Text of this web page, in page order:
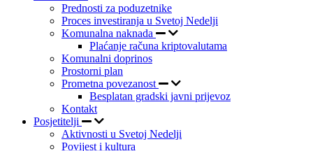
Prednosti za poduzetnike
Proces investiranja u Svetoj Nedelji
Komunalna naknada
Plaćanje računa kriptovalutama
Komunalni doprinos
Prostorni plan
Prometna povezanost
Besplatan gradski javni prijevoz
Kontakt
Posjetitelji
Aktivnosti u Svetoj Nedelji
Povijest i kultura